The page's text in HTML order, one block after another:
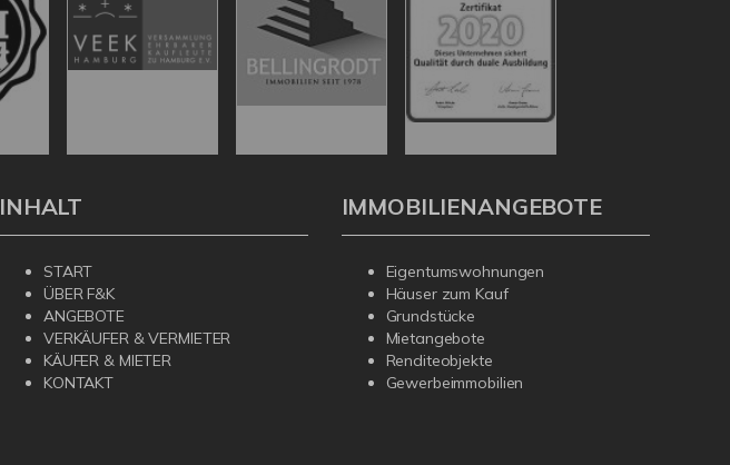
INHALT
START
ÜBER F&K
ANGEBOTE
VERKÄUFER & VERMIETER
KÄUFER & MIETER
KONTAKT
IMMOBILIENANGEBOTE
Eigentumswohnungen
Häuser zum Kauf
Grundstücke
Mietangebote
Renditeobjekte
Gewerbeimmobilien